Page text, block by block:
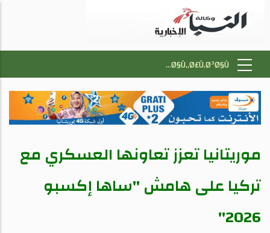
موريتانيا تعزز تعاونها العسكري مع
تركيا على هامش "ساها إكسبو
2026"